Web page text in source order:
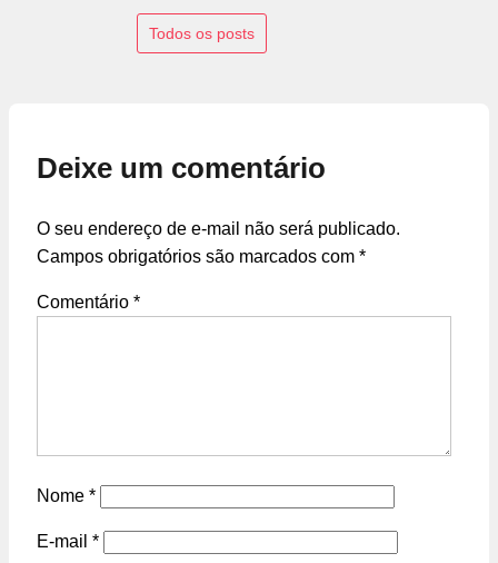
Todos os posts
Deixe um comentário
O seu endereço de e-mail não será publicado.
Campos obrigatórios são marcados com *
Comentário *
Nome *
E-mail *